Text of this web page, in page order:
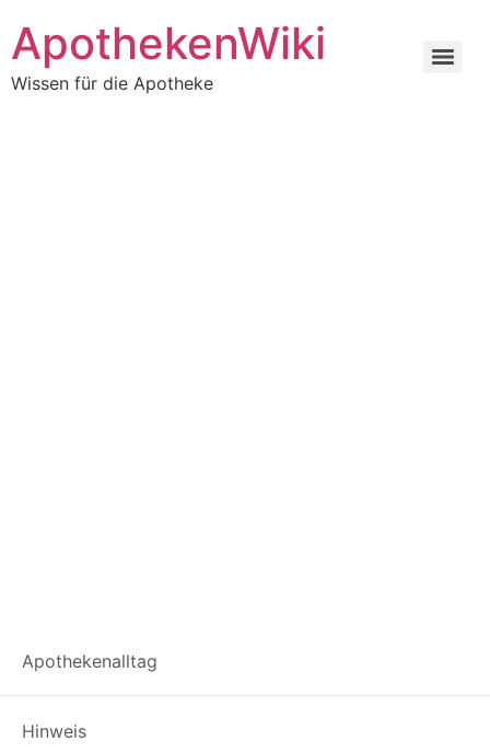
ApothekenWiki
Wissen für die Apotheke
Apothekenalltag
Hinweis
Schlagwort:
Interaktionen